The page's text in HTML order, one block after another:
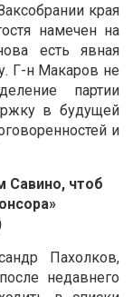
края
намечен на
есть явная
Г-н Макаров не
партии
в будущей
и
Савино, чтоб
Пахолков,
недавнего